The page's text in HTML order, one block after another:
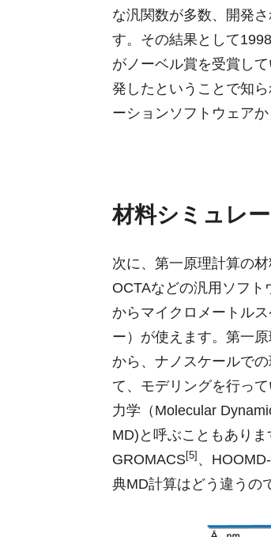
な汎関数が多数、開発
す。その結果として
がノーベル賞を受賞し
発したということで知
ーションソフトウェア
材料シミュレ
次に、第一原理計算の
OCTAなどの汎用ソフ
からマイクロメートル
ー）が使えます。第一
から、ナノスケールで
て、モデリングを行っ
力学（Molecular
MD)と呼ぶこともあり
GROMACS[5] 、
典MD計算はどう違うの